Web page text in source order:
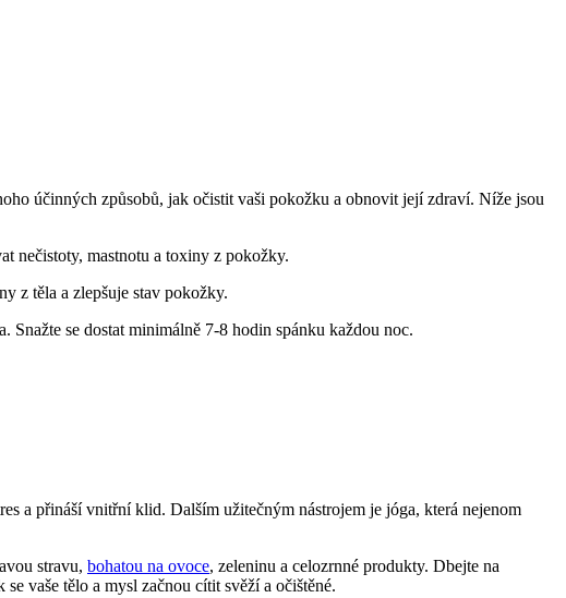
účinných způsobů, ⁤jak⁣ očistit vaši ‌pokožku a obnovit její ​zdraví. Níže jsou⁢
nečistoty, ‍mastnotu a toxiny z pokožky.
z těla⁢ a zlepšuje stav pokožky.
se ⁢dostat minimálně 7-8 hodin spánku každou ⁤noc.
a ‍přináší ⁢vnitřní klid. Dalším užitečným nástrojem je jóga, která nejenom
stravu, bohatou na ovoce, zeleninu a celozrnné produkty. Dbejte na
vaše tělo a mysl začnou cítit svěží a​ očištěné.